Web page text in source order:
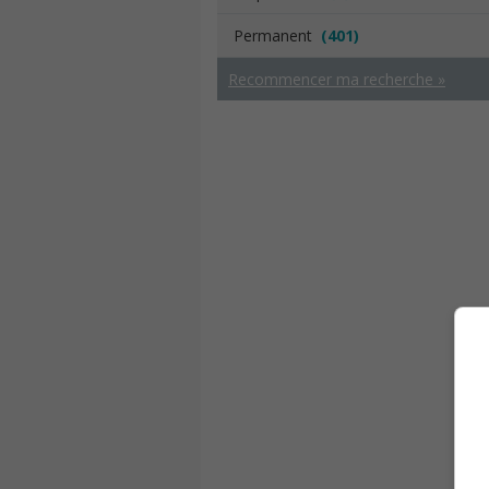
Permanent (401)
Recommencer ma recherche »